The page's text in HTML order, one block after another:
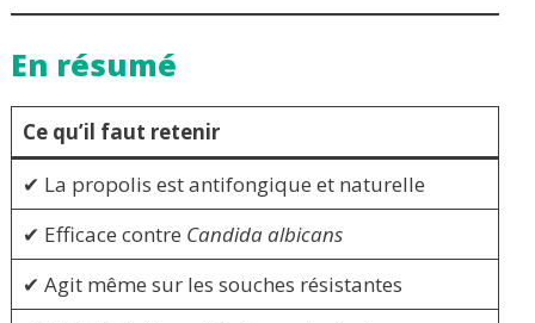
En résumé
Ce qu’il faut retenir
✔ La propolis est antifongique et naturelle
✔ Efficace contre Candida albicans
✔ Agit même sur les souches résistantes